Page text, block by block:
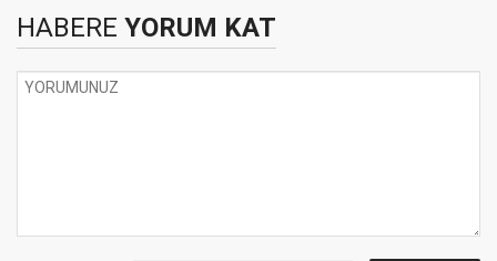
HABERE YORUM KAT